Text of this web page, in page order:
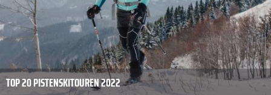
TOP 20 PISTENSKITOUREN 2022